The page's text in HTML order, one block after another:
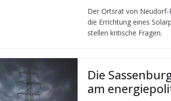
Der Orts­rat von
die Errich­tung eines
stel­len kri­ti­sche Fragen.
Die
am